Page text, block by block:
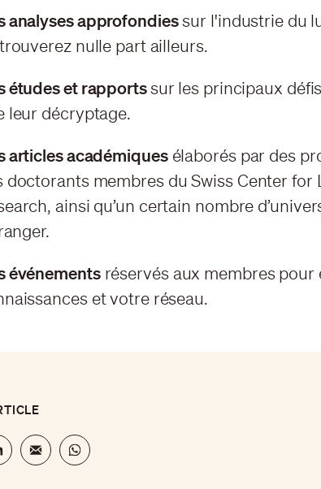
analyses approfondiessur l'industrie du
nulle part ailleurs.
études et rapportssur les principaux
leur décryptage.
articles académiquesélaborés par des
doctorants membres du Swiss Center for
ainsi qu’un certain nombre
événementsréservés aux membres pour
et votre réseau.